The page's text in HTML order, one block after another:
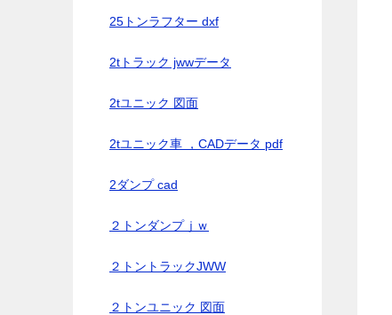
25トンラフター dxf
2tトラック jwwデータ
2tユニック 図面
2tユニック車 ，CADデータ pdf
2ダンプ cad
２トンダンプｊｗ
２トントラックJWW
２トンユニック 図面